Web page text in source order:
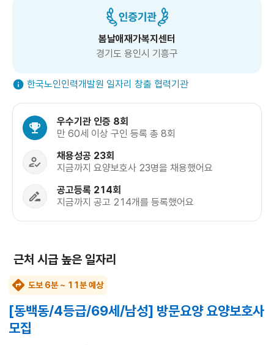
봄날애재가복지센터
경기도 용인시 기흥구
한국노인인력개발원 일자리 창출 협력기관
우수기관 인증 8회
만 60세 이상 구인 등록 총 8회
채용성공 23회
지금까지 요양보호사 23명을 채용했어요
공고등록 214회
지금까지 공고 214개를 등록했어요
근처 시급 높은 일자리
도보 6분 ~ 11분 예상
[동백동/4등급/69세/남성] 방문요양 요양보호사
모집